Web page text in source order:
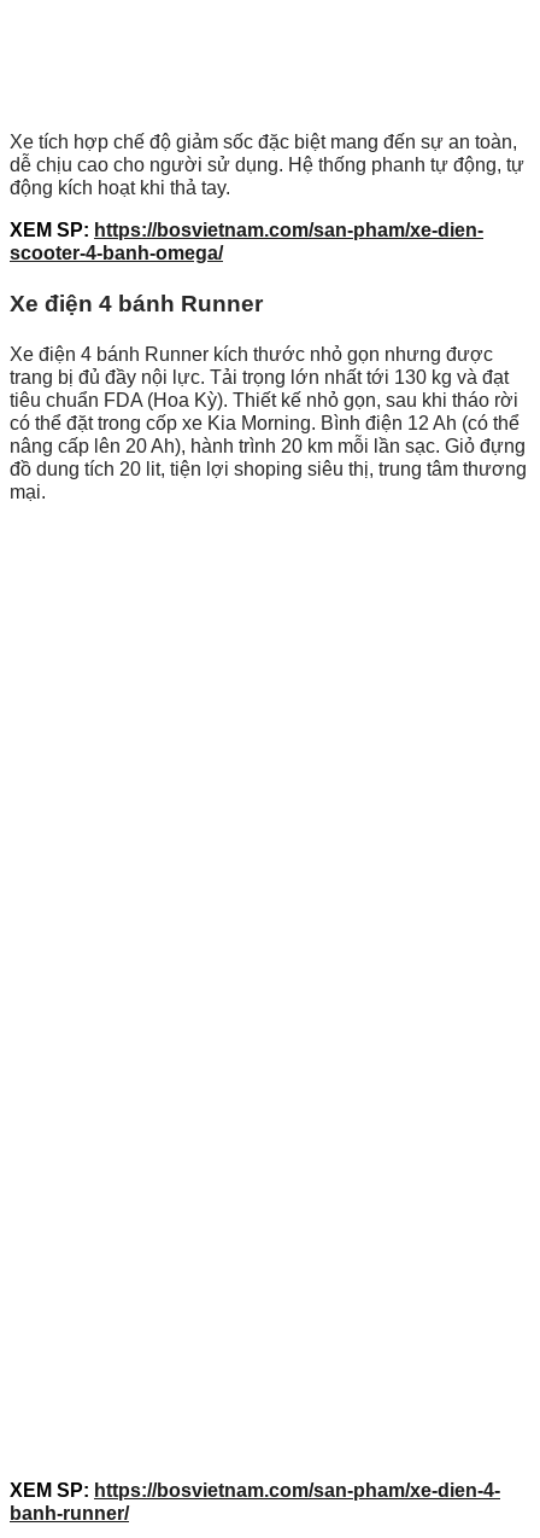
Xe tích hợp chế độ giảm sốc đặc biệt mang đến sự an toàn,
dễ chịu cao cho người sử dụng. Hệ thống phanh tự động, tự
động kích hoạt khi thả tay.
XEM SP: https://bosvietnam.com/san-pham/xe-dien-
scooter-4-banh-omega/
Xe điện 4 bánh Runner
Xe điện 4 bánh Runner kích thước nhỏ gọn nhưng được
trang bị đủ đầy nội lực. Tải trọng lớn nhất tới 130 kg và đạt
tiêu chuẩn FDA (Hoa Kỳ). Thiết kế nhỏ gọn, sau khi tháo rời
có thể đặt trong cốp xe Kia Morning. Bình điện 12 Ah (có thể
nâng cấp lên 20 Ah), hành trình 20 km mỗi lần sạc. Giỏ đựng
đồ dung tích 20 lit, tiện lợi shoping siêu thị, trung tâm thương
mại.
XEM SP: https://bosvietnam.com/san-pham/xe-dien-4-
banh-runner/